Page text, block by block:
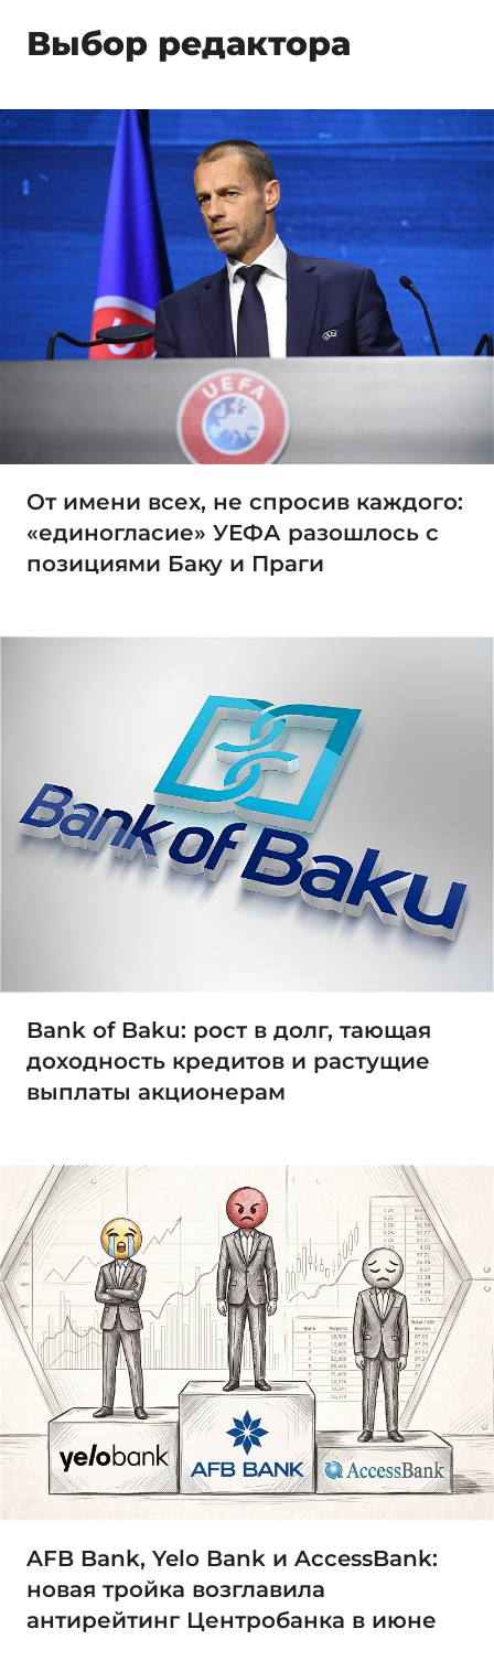
Выбор редактора
От имени всех, не спросив каждого:
«единогласие» УЕФА разошлось с
позициями Баку и Праги
Bank of Baku: рост в долг, тающая
доходность кредитов и растущие
выплаты акционерам
AFB Bank, Yelo Bank и AccessBank:
новая тройка возглавила
антирейтинг Центробанка в июне